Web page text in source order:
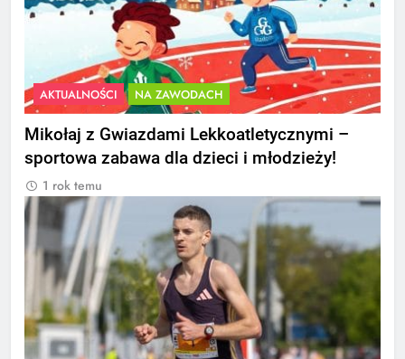
AKTUALNOŚCI NA ZAWODACH
Mikołaj z Gwiazdami Lekkoatletycznymi –
sportowa zabawa dla dzieci i młodzieży!
1 rok temu